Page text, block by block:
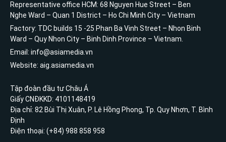
Representative office HCM: 68 Nguyen Hue Street – Ben
Nghe Ward – Quan 1 District – Ho Chi Minh City – Vietnam
Factory: TDC builds 15 -25 Phan Ba Vinh Street – Nhon Binh
Ward – Quy Nhon City – Binh Dinh Province – Vietnam.
Email: info@asiamedia.vn
Website: aig.asiamedia.vn
Tập đoàn đầu tư Châu Á
Giấy CNĐKKD: 4101148419
Địa chỉ: 82 Bùi Thị Xuân, P. Lê Hồng Phong, Tp. Quy Nhơn, T. Bình
Định
Điện thoại: (+84) 988 858 958